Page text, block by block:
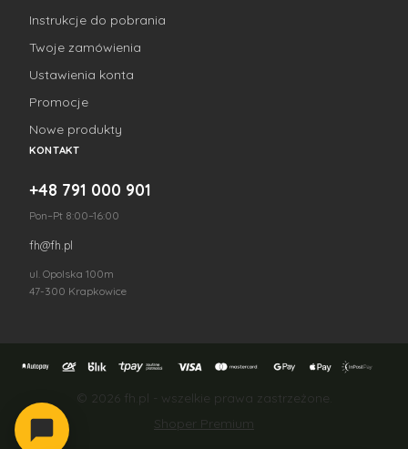
Instrukcje do pobrania
Twoje zamówienia
Ustawienia konta
Promocje
Nowe produkty
KONTAKT
+48 791 000 901
Pon–Pt 8:00–16:00
fh@fh.pl
ul. Opolska 100m
47-300 Krapkowice
© 2026 fh.pl - wszelkie prawa zastrzeżone.
Shoper Premium